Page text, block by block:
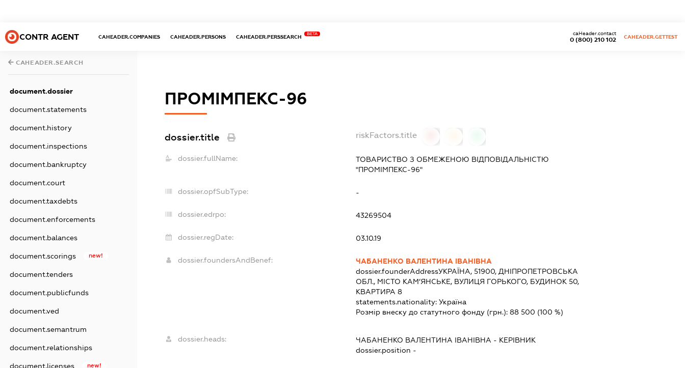
CONTR AGENT CAHEADER.COMPANIES CAHEADER.PERSONS CAHEADER.PERSSEARCH
BETA
0 (800) 210 102
caHeader.contact
CAHEADER.GETTEST
CAHEADER.SEARCH
document.dossier
document.statements
document.history
document.inspections
document.bankruptcy
document.court
document.taxdebts
document.enforcements
document.balances
document.scorings new!
document.tenders
document.publicfunds
document.ved
document.semantrum
document.relationships
document.licenses new!
ПРОМІМПЕКС-96
dossier.title riskFactors.title
dossier.fullName:
ТОВАРИСТВО З ОБМЕЖЕНОЮ ВІДПОВІДАЛЬНІСТЮ
"ПРОМІМПЕКС-96"
dossier.opfSubType: -
dossier.edrpo: 43269504
dossier.regDate: 03.10.19
dossier.foundersAndBenef:
ЧАБАНЕНКО ВАЛЕНТИНА ІВАНІВНА
dossier.founderAddressУКРАЇНА, 51900, ДНІПРОПЕТРОВСЬКА
ОБЛ., МІСТО КАМ’ЯНСЬКЕ, ВУЛИЦЯ ГОРЬКОГО, БУДИНОК 50,
КВАРТИРА 8
statements.nationality: Україна
Розмір внеску до статутного фонду (грн.): 88 500 (100 %)
dossier.heads: ЧАБАНЕНКО ВАЛЕНТИНА ІВАНІВНА - КЕРІВНИК
dossier.position -